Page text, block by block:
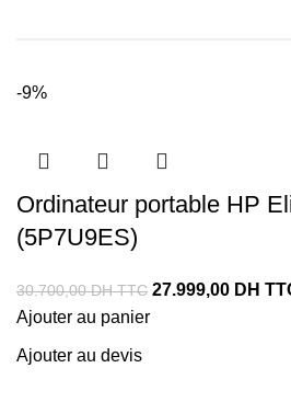
-9%
Ordinateur portable HP
(5P7U9ES)
30.700,00DH TTC 27.999,00 DH
Ajouter au panier
Ajouter au devis